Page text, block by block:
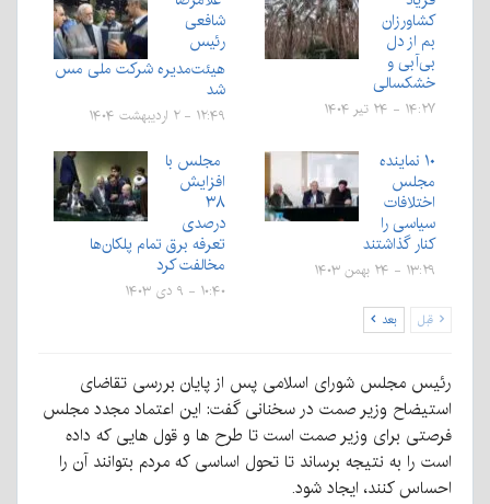
کشاورزان
بم از دل
بی‌آبی و
خشکسالی
۱۴:۲۷ - ۲۴ تیر ۱۴۰۴
شافعی
رئیس
هیئت‌مدیره شرکت ملی مس
شد
۱۲:۴۹ - ۲ اردیبهشت ۱۴۰۴
۱۰ نماینده
مجلس
اختلافات
سیاسی را
کنار گذاشتند
۱۳:۲۹ - ۲۴ بهمن ۱۴۰۳
مجلس با
افزایش
۳۸
درصدی
تعرفه برق تمام پلکان‌ها
مخالفت کرد
۱۰:۴۰ - ۹ دی ۱۴۰۳
قبل بعد
رئیس مجلس شورای اسلامی پس از پایان بررسی تقاضای
استیضاح وزیر صمت در سخنانی گفت: این اعتماد مجدد مجلس
فرصتی برای وزیر صمت است تا طرح ها و قول هایی که داده
است را به نتیجه برساند تا تحول اساسی که مردم بتوانند آن را
احساس کنند، ایجاد شود.